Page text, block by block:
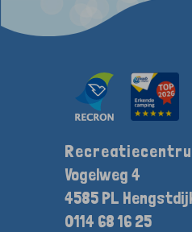
Vogelweg 4
4585 PL
0114 68 16 25